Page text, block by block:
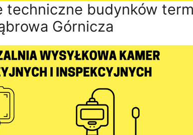
techniczne budynków
Górnicza